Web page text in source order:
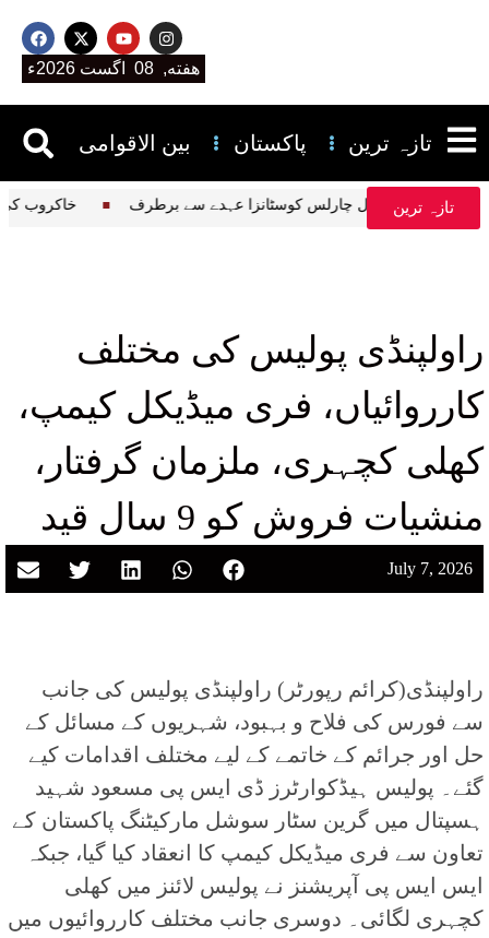
هفته, 08 اگست 2026ء
بین الاقوامی پاکستان تازہ ترین
تازہ ترین
آپریشنز کے کمانڈر لیفٹیننٹ جنرل چارلس کوسٹانزا عہدے سے برطرف
راولپنڈی پولیس کی مختلف
کارروائیاں، فری میڈیکل کیمپ،
کھلی کچہری، ملزمان گرفتار،
منشیات فروش کو 9 سال قید
July 7, 2026
راولپنڈی(کرائم رپورٹر) راولپنڈی پولیس کی جانب
سے فورس کی فلاح و بہبود، شہریوں کے مسائل کے
حل اور جرائم کے خاتمے کے لیے مختلف اقدامات کیے
گئے۔ پولیس ہیڈکوارٹرز ڈی ایس پی مسعود شہید
ہسپتال میں گرین سٹار سوشل مارکیٹنگ پاکستان کے
تعاون سے فری میڈیکل کیمپ کا انعقاد کیا گیا، جبکہ
ایس ایس پی آپریشنز نے پولیس لائنز میں کھلی
کچہری لگائی۔ دوسری جانب مختلف کارروائیوں میں